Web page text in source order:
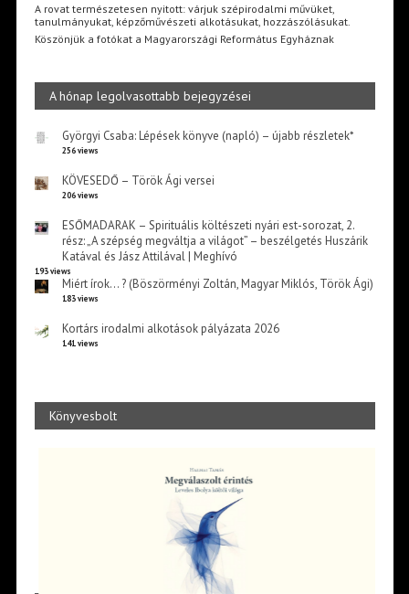
A rovat természetesen nyitott: várjuk szépirodalmi művüket,
tanulmányukat, képzőművészeti alkotásukat, hozzászólásukat.
Köszönjük a fotókat a Magyarországi Református Egyháznak
A hónap legolvasottabb bejegyzései
Györgyi Csaba: Lépések könyve (napló) – újabb részletek*
256 views
KÖVESEDŐ – Török Ági versei
206 views
ESŐMADARAK – Spirituális költészeti nyári est-sorozat, 2.
rész: „A szépség megváltja a világot” – beszélgetés Huszárik
Katával és Jász Attilával | Meghívó
193 views
Miért írok… ? (Böszörményi Zoltán, Magyar Miklós, Török Ági)
183 views
Kortárs irodalmi alkotások pályázata 2026
141 views
Könyvesbolt